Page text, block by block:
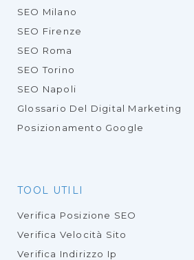
SEO Milano
SEO Firenze
SEO Roma
SEO Torino
SEO Napoli
Glossario Del Digital Marketing
Posizionamento Google
TOOL UTILI
Verifica Posizione SEO
Verifica Velocità Sito
Verifica Indirizzo Ip